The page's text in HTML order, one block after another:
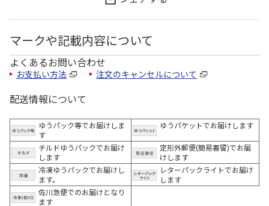
マークや記載内容について
よくあるお問い合わせ
お支払い方法 注文のキャンセルについて
配送情報について
ゆうパック等でお届けしま
す
ゆうパケットでお届けします
チルドゆうパックでお届け
します
定形外郵便(簡易書留)でお届
けします
冷凍ゆうパックでお届けし
ます。
レターパックライトでお届け
します
佐川急便でのお届けとなり
ます